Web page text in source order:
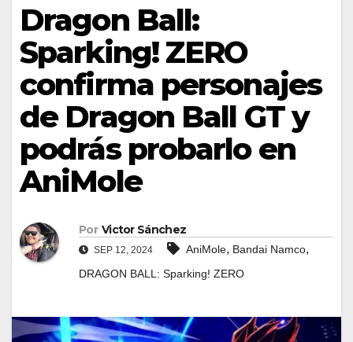
Dragon Ball:
Sparking! ZERO
confirma personajes
de Dragon Ball GT y
podrás probarlo en
AniMole
Por Victor Sánchez
SEP 12, 2024 AniMole, Bandai Namco,
DRAGON BALL: Sparking! ZERO